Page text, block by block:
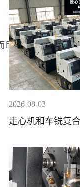
径不是很大
2026-08-03
走心机和车铣复